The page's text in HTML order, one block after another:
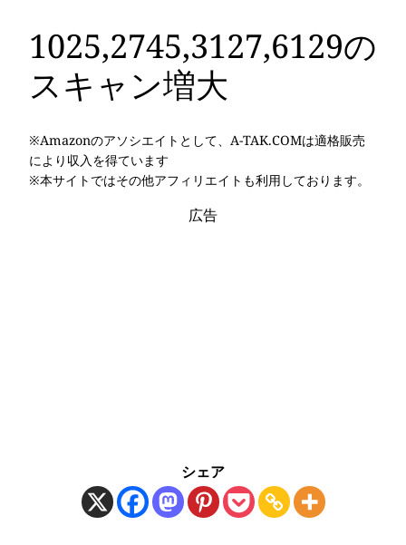
1025,2745,3127,6129の
スキャン増大
※Amazonのアソシエイトとして、A-TAK.COMは適格販売
により収入を得ています
※本サイトではその他アフィリエイトも利用しております。
広告
シェア